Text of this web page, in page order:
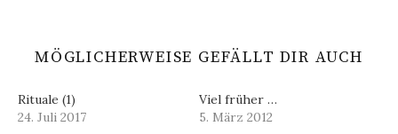
MÖGLICHERWEISE GEFÄLLT DIR AUCH
Rituale (1)
24. Juli 2017
Viel früher …
5. März 2012